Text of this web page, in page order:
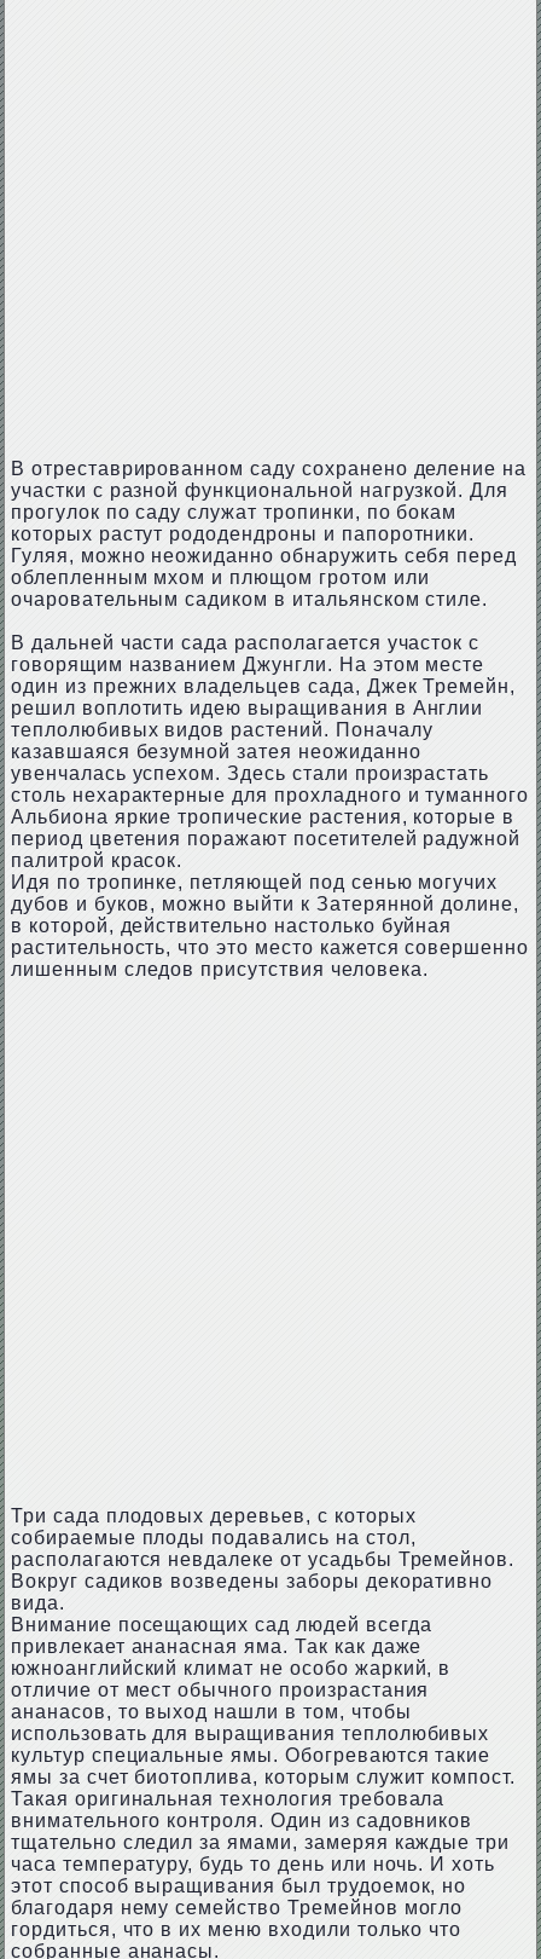
В отреставрированном саду сохранено деление на
участки с разной функциональной нагрузкой. Для
прогулок по саду служат тропинки, по бокам
которых растут рододендроны и папоротники.
Гуляя, можно неожиданно обнаружить себя перед
облепленным мхом и плющом гротом или
очаровательным садиком в итальянском стиле.
В дальней части сада располагается участок с
говорящим названием Джунгли. На этом месте
один из прежних владельцев сада, Джек Тремейн,
решил воплотить идею выращивания в Англии
теплолюбивых видов растений. Поначалу
казавшаяся безумной затея неожиданно
увенчалась успехом. Здесь стали произрастать
столь нехарактерные для прохладного и туманного
Альбиона яркие тропические растения, которые в
период цветения поражают посетителей радужной
палитрой красок.
Идя по тропинке, петляющей под сенью могучих
дубов и буков, можно выйти к Затерянной долине,
в которой, действительно настолько буйная
растительность, что это место кажется совершенно
лишенным следов присутствия человека.
Три сада плодовых деревьев, с которых
собираемые плоды подавались на стол,
располагаются невдалеке от усадьбы Тремейнов.
Вокруг садиков возведены заборы декоративно
вида.
Внимание посещающих сад людей всегда
привлекает ананасная яма. Так как даже
южноанглийский климат не особо жаркий, в
отличие от мест обычного произрастания
ананасов, то выход нашли в том, чтобы
использовать для выращивания теплолюбивых
культур специальные ямы. Обогреваются такие
ямы за счет биотоплива, которым служит компост.
Такая оригинальная технология требовала
внимательного контроля. Один из садовников
тщательно следил за ямами, замеряя каждые три
часа температуру, будь то день или ночь. И хоть
этот способ выращивания был трудоемок, но
благодаря нему семейство Тремейнов могло
гордиться, что в их меню входили только что
собранные ананасы.